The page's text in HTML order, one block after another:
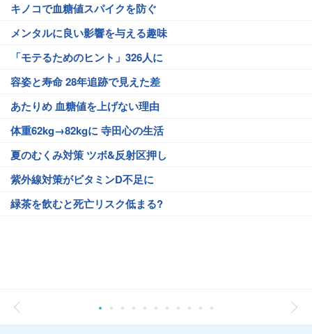
キノコで血糖値スパイクを防ぐ
メンタルに良い影響を与える趣味
「モテるためのヒント」326人に
容姿と寿命 28年追跡で見えた差
あたりめ 血糖値を上げない理由
体重62kg→82kgに 寺田心の生活
夏のむくみ対策 ツボ&反射区押し
紫外線対策がビタミンD不足に
緑茶を飲むと死亡リスク低まる?